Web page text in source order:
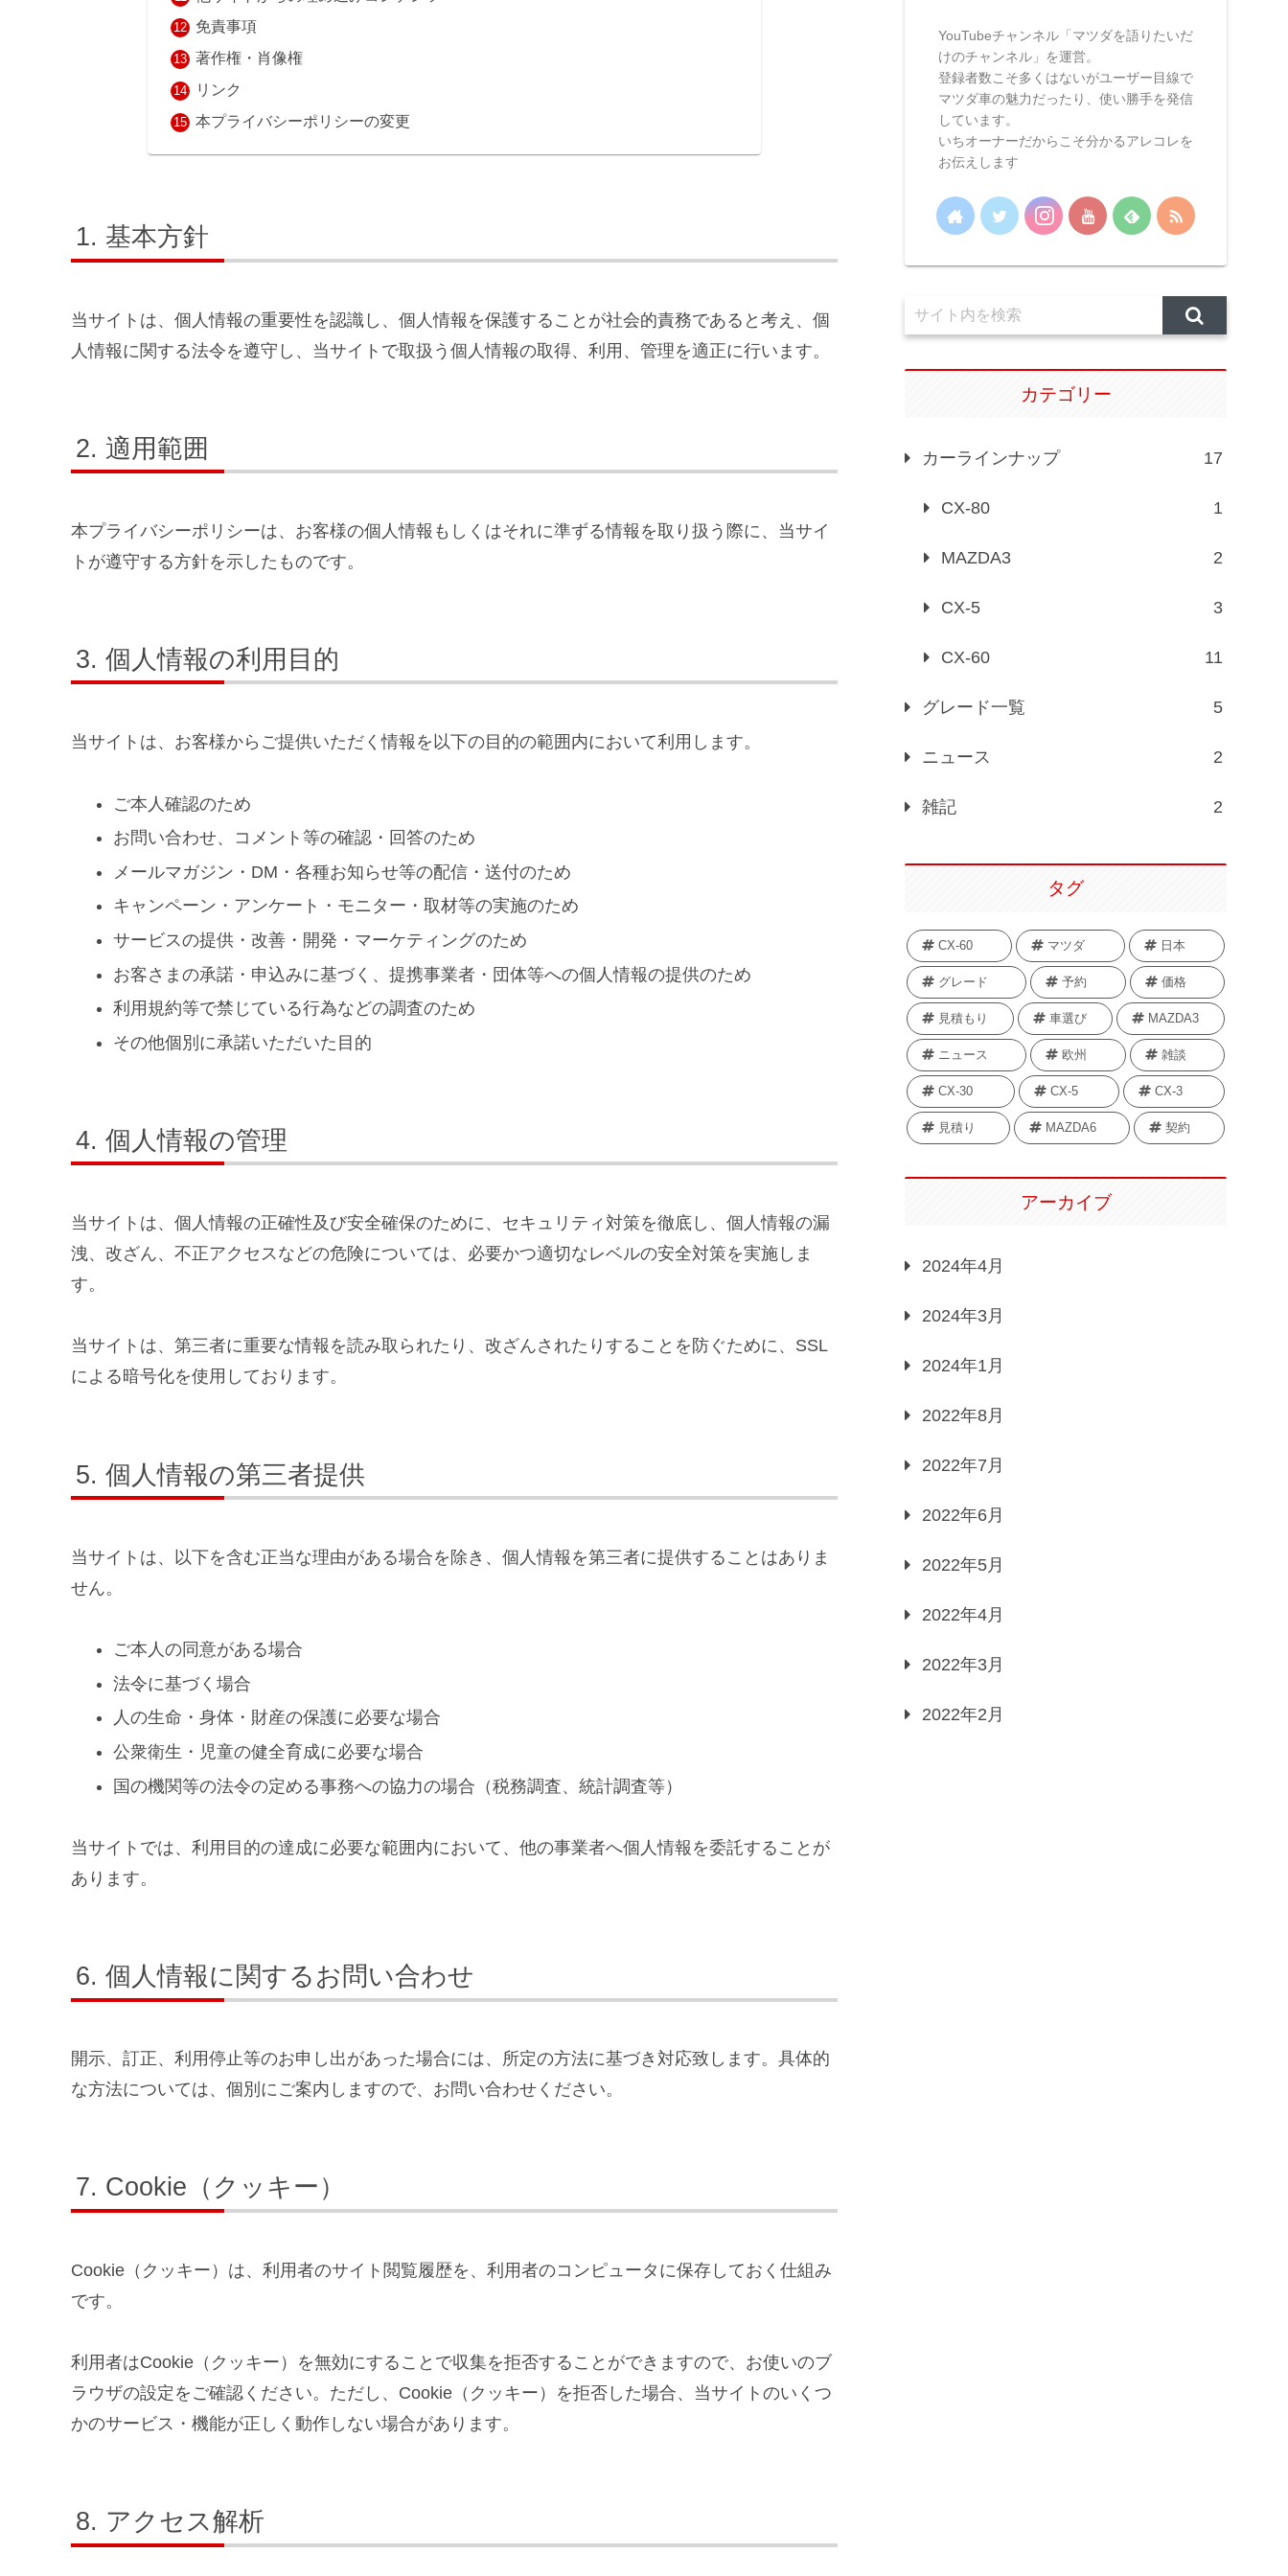
免責事項
著作権・肖像権
リンク
本プライバシーポリシーの変更
基本方針
当サイトは、個人情報の重要性を認識し、個人情報を保護することが社会的責務であると考え、個
人情報に関する法令を遵守し、当サイトで取扱う個人情報の取得、利用、管理を適正に行います。
適用範囲
本プライバシーポリシーは、お客様の個人情報もしくはそれに準ずる情報を取り扱う際に、当サイ
トが遵守する方針を示したものです。
個人情報の利用目的
当サイトは、お客様からご提供いただく情報を以下の目的の範囲内において利用します。
ご本人確認のため
お問い合わせ、コメント等の確認・回答のため
メールマガジン・DM・各種お知らせ等の配信・送付のため
キャンペーン・アンケート・モニター・取材等の実施のため
サービスの提供・改善・開発・マーケティングのため
お客さまの承諾・申込みに基づく、提携事業者・団体等への個人情報の提供のため
利用規約等で禁じている行為などの調査のため
その他個別に承諾いただいた目的
個人情報の管理
当サイトは、個人情報の正確性及び安全確保のために、セキュリティ対策を徹底し、個人情報の漏
洩、改ざん、不正アクセスなどの危険については、必要かつ適切なレベルの安全対策を実施しま
す。
当サイトは、第三者に重要な情報を読み取られたり、改ざんされたりすることを防ぐために、SSL
による暗号化を使用しております。
個人情報の第三者提供
当サイトは、以下を含む正当な理由がある場合を除き、個人情報を第三者に提供することはありま
せん。
ご本人の同意がある場合
法令に基づく場合
人の生命・身体・財産の保護に必要な場合
公衆衛生・児童の健全育成に必要な場合
国の機関等の法令の定める事務への協力の場合（税務調査、統計調査等）
当サイトでは、利用目的の達成に必要な範囲内において、他の事業者へ個人情報を委託することが
あります。
個人情報に関するお問い合わせ
開示、訂正、利用停止等のお申し出があった場合には、所定の方法に基づき対応致します。具体的
な方法については、個別にご案内しますので、お問い合わせください。
Cookie（クッキー）
Cookie（クッキー）は、利用者のサイト閲覧履歴を、利用者のコンピュータに保存しておく仕組み
です。
利用者はCookie（クッキー）を無効にすることで収集を拒否することができますので、お使いのブ
ラウザの設定をご確認ください。ただし、Cookie（クッキー）を拒否した場合、当サイトのいくつ
かのサービス・機能が正しく動作しない場合があります。
アクセス解析
YouTubeチャンネル「マツダを語りたいだ
けのチャンネル」を運営。
登録者数こそ多くはないがユーザー目線で
マツダ車の魅力だったり、使い勝手を発信
しています。
いちオーナーだからこそ分かるアレコレを
お伝えします
カテゴリー
カーラインナップ 17
CX-80 1
MAZDA3 2
CX-5 3
CX-60 11
グレード一覧 5
ニュース 2
雑記 2
タグ
CX-60 マツダ 日本
グレード 予約 価格
見積もり 車選び MAZDA3
ニュース 欧州 雑談
CX-30 CX-5 CX-3
見積り MAZDA6 契約
アーカイブ
2024年4月
2024年3月
2024年1月
2022年8月
2022年7月
2022年6月
2022年5月
2022年4月
2022年3月
2022年2月